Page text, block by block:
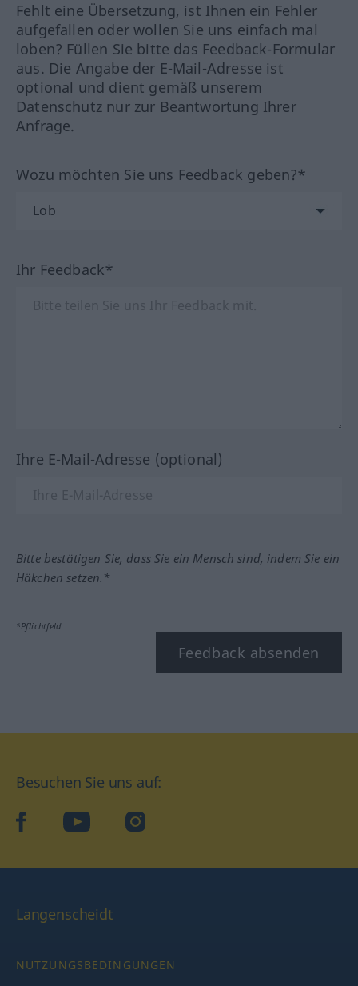
Fehlt eine Übersetzung, ist Ihnen ein Fehler
aufgefallen oder wollen Sie uns einfach mal
loben? Füllen Sie bitte das Feedback-Formular
aus. Die Angabe der E-Mail-Adresse ist
optional und dient gemäß unserem
Datenschutz nur zur Beantwortung Ihrer
Anfrage.
Wozu möchten Sie uns Feedback geben?*
Ihr Feedback*
Ihre E-Mail-Adresse (optional)
Bitte bestätigen Sie, dass Sie ein Mensch sind, indem Sie ein
Häkchen setzen.*
*Pflichtfeld
Feedback absenden
Besuchen Sie uns auf:
facebookYouTube Instagram
Langenscheidt
NUTZUNGSBEDINGUNGEN